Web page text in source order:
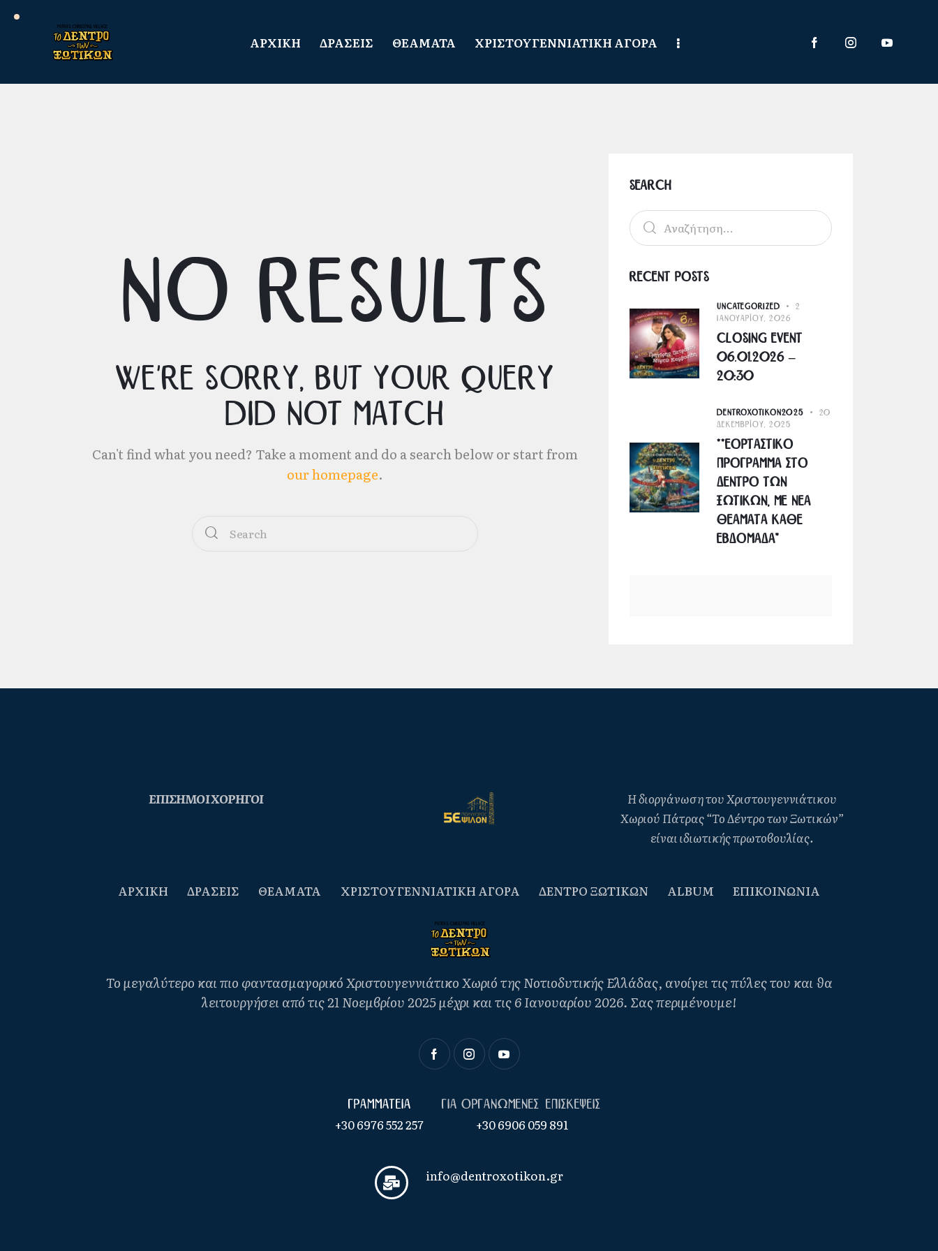
ΑΡΧΙΚΗ ΔΡΑΣΕΙΣ ΘΕΑΜΑΤΑ ΧΡΙΣΤΟΥΓΕΝΝΙΑΤΙΚΗ ΑΓΟΡΑ
No results
We're sorry, but your query
did not match
Can't find what you need? Take a moment and do a search below or start from
our homepage.
Search
Recent Posts
UNCATEGORIZED
2
Ιανουαρίου, 2026
Closing Event
06.01.2026 –
20:30
DENTROXOTIKON2025
20
Δεκεμβρίου, 2025
**Εορταστικο
Προγραμμα στο
Δεντρο των
Ξωτικων, με νεα
θεαματα καθε
εβδομαδα”
ΕΠΙΣΗΜΟΙ ΧΟΡΗΓΟΙ
Η διοργάνωση του Χριστουγεννιάτικου
Χωριού Πάτρας “Το Δέντρο των Ξωτικών”
είναι ιδιωτικής πρωτοβουλίας.
ΑΡΧΙΚΗ ΔΡΑΣΕΙΣ ΘΕΑΜΑΤΑ ΧΡΙΣΤΟΥΓΕΝΝΙΑΤΙΚΗ ΑΓΟΡΑ ΔΕΝΤΡΟ ΞΩΤΙΚΩΝ ALBUM ΕΠΙΚΟΙΝΩΝΙΑ
Το μεγαλύτερο και πιο φαντασμαγορικό Χριστουγεννιάτικο Χωριό της Νοτιοδυτικής Ελλάδας, ανοίγει τις πύλες του και θα
λειτουργήσει από τις 21 Νοεμβρίου 2025 μέχρι και τις 6 Ιανουαρίου 2026. Σας περιμένουμε!
Γραμματεια
+30 6976 552 257
Για οργανωμενες επισκεψεις
+30 6906 059 891
info@dentroxotikon.gr